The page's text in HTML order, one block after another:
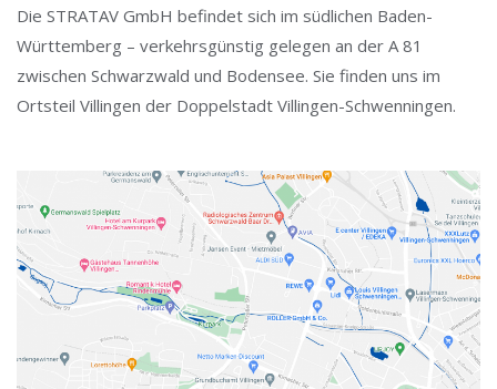
Die STRATAV GmbH befindet sich im südlichen Baden-
Württemberg – verkehrsgünstig gelegen an der A 81
zwischen Schwarzwald und Bodensee. Sie finden uns im
Ortsteil Villingen der Doppelstadt Villingen-Schwenningen.